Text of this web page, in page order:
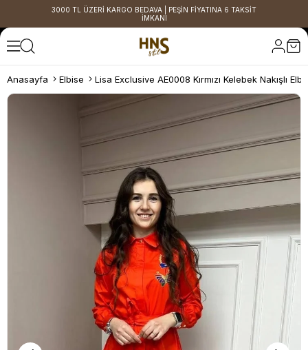
3000 TL ÜZERİ KARGO BEDAVA | PEŞİN FİYATINA 6 TAKSİT
İMKANI
Anasayfa Elbise Lisa Exclusive AE0008 Kırmızı Kelebek Nakışlı